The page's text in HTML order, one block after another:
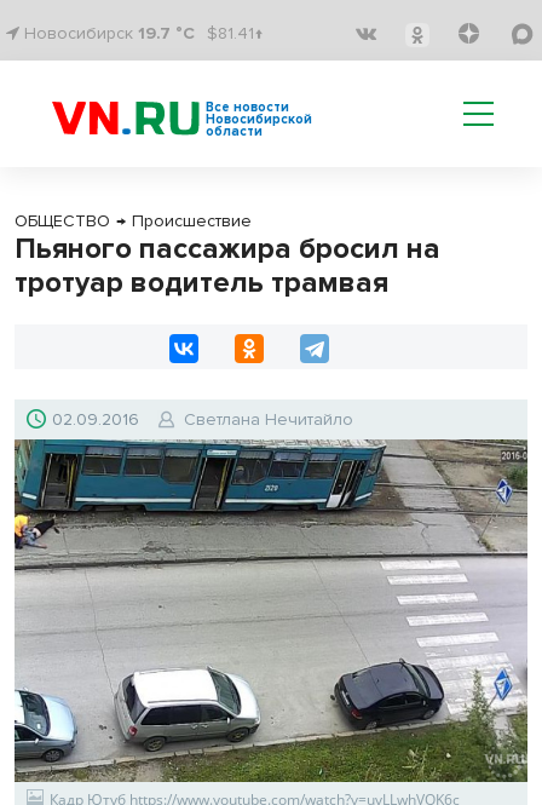
Новосибирск 19.7 °C $81.41↑
Все новости
Новосибирской
области
ОБЩЕСТВО → Происшествие
Пьяного пассажира бросил на
тротуар водитель трамвая
02.09.2016 Светлана Нечитайло
Кадр Ютуб https://www.youtube.com/watch?v=uvLLwhVQK6c